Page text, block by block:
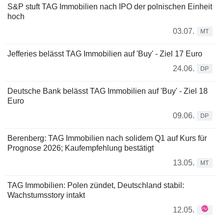
S&P stuft TAG Immobilien nach IPO der polnischen Einheit
hoch
03.07.
MT
Jefferies belässt TAG Immobilien auf 'Buy' - Ziel 17 Euro
24.06.
DP
Deutsche Bank belässt TAG Immobilien auf 'Buy' - Ziel 18
Euro
09.06.
DP
Berenberg: TAG Immobilien nach solidem Q1 auf Kurs für
Prognose 2026; Kaufempfehlung bestätigt
13.05.
MT
TAG Immobilien: Polen zündet, Deutschland stabil:
Wachstumsstory intakt
12.05.